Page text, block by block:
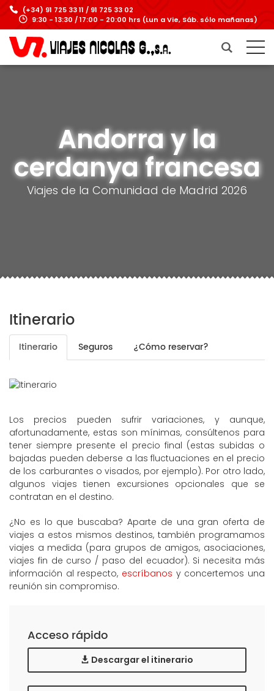
(+34) 91 725 33 11 / 91 725 33 02
9:30 - 13:30 / 17:00 - 20:00 hrs (Lun a Vie, Sáb. sólo mañanas)
Andorra y la
cerdanya francesa
Viajes de la Comunidad de Madrid 2026
Itinerario
Itinerario Seguros ¿Cómo reservar?
Los precios pueden sufrir variaciones, y aunque,
afortunadamente, estas son mínimas, consúltenos para
tener siempre presente el precio final (estas subidas o
bajadas pueden deberse a las fluctuaciones en el precio
de los carburantes o visados, por ejemplo). Por otro lado,
algunos viajes tienen excursiones opcionales que se
contratan en el destino.
¿No es lo que buscaba? Aparte de una gran oferta de
viajes a estos mismos destinos, también programamos
viajes a medida (para grupos de amigos, asociaciones,
viajes fin de curso / paso del ecuador). Si necesita más
información al respecto, escríbanos y concertemos una
reunión sin compromiso.
Acceso rápido
Descargar el itinerario